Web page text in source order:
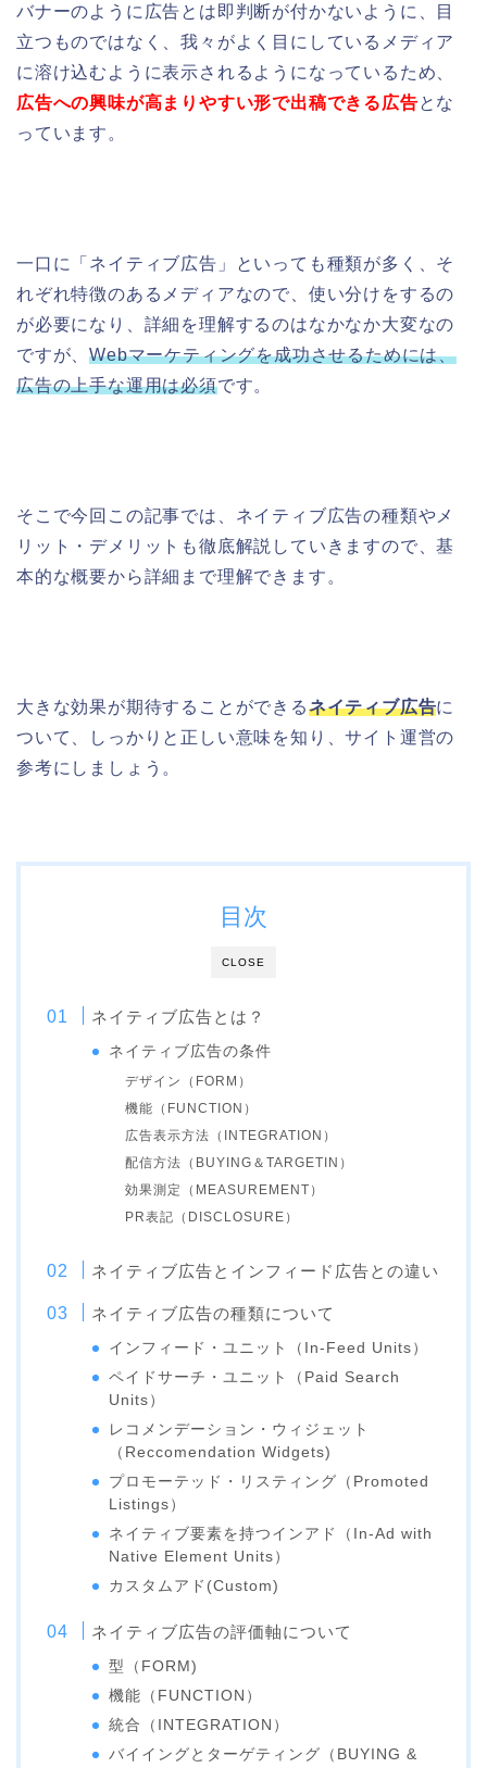
バナーのように 広告とは即判断が付かないように、
目
立つものではなく、我々がよく目にしているメディア
に溶け込むように表示されるようになっているため、
広告への興味が高まりやすい形で出稿できる広告とな
っています。
一口に「ネイティブ広告」といっても種類が多く、 そ
れぞれ特徴のあるメディアなので、使い分けをするの
が必要になり、 詳細を理解するのはなかなか大変なの
ですが、Webマーケティングを成功させるためには、
広告の上手な運用は必須です。
そこで今回この記事では、ネイティブ広告の種類やメ
リット・デメリットも徹底解説していきますので、基
本的な概要から詳細まで理解できます。
大きな効果が期待することができるネイティブ広告に
ついて、しっかりと正しい意味を知り、サイト運営の
参考にしましょう。
CLOSE
目次
ネイティブ広告とは？
ネイティブ広告の条件
デザイン（ FORM）
機能（ FUNCTION）
広告表示方法（ INTEGRATION）
配信方法（ BUYING＆TARGETIN）
効果測定（ MEASUREMENT）
PR表記（ DISCLOSURE）
ネイティブ広告とインフィード広告との違い
ネイティブ広告の種類について
インフィード・ユニット（In-Feed Units）
ペイドサーチ・ユニット（Paid Search
Units）
レコメンデーション・ウィジェット
（Reccomendation Widgets)
プロモーテッド・リスティング（Promoted
Listings）
ネイティブ要素を持つインアド（In-Ad with
Native Element Units）
カスタムアド(Custom)
ネイティブ広告の評価軸について
型（FORM)
機能（FUNCTION）
統合（INTEGRATION）
バイイングとターゲティング（BUYING &